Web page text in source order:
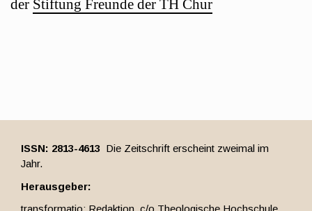
der Stiftung Freunde der TH Chur
ISSN: 2813-4613 Die Zeitschrift erscheint zweimal im
Jahr.
Herausgeber:
transformatio; Redaktion, c/o Theologische Hochschule